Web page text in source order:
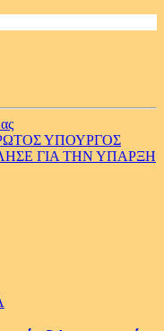
ΥΠΟΥΡΓΟΣ
ΓΙΑ ΤΗΝ ΥΠΑΡΞΗ